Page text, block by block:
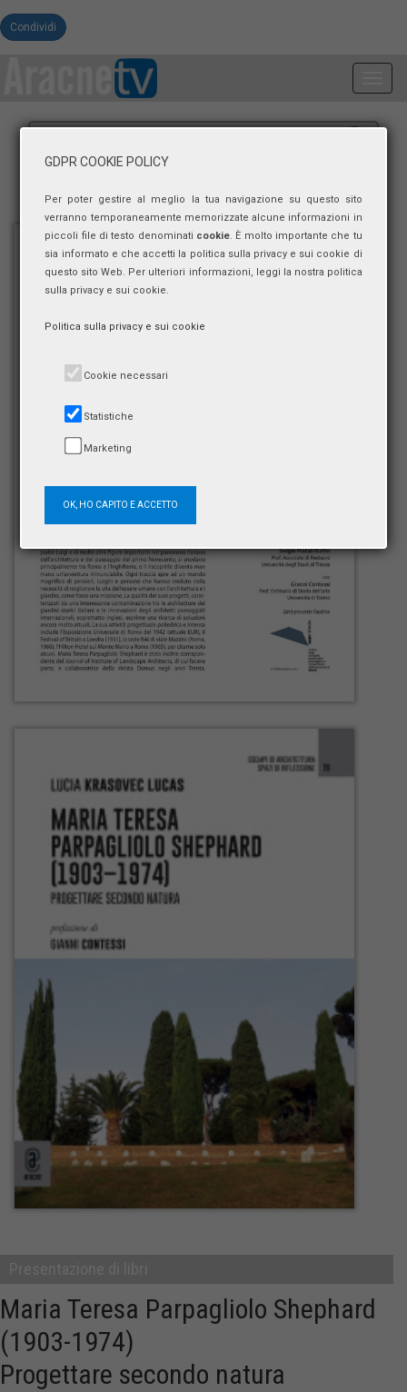
Condividi
Maria Teresa Parpagliolo Shephard
(1903-1974)
Progettare secondo natura
GDPR COOKIE POLICY
Per poter gestire al meglio la tua navigazione su questo sito
verranno temporaneamente memorizzate alcune informazioni in
piccoli file di testo denominati cookie . È molto importante che tu
sia informato e che accetti la politica sulla privacy e sui cookie di
questo sito Web. Per ulteriori informazioni, leggi la nostra politica
sulla privacy e sui cookie.
Politica sulla privacy e sui cookie
Cookie necessari
Statistiche
Marketing
OK, HO CAPITO E ACCETTO